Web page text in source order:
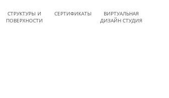
СТРУКТУРЫ И
ПОВЕРХНОСТИ
СЕРТИФИКАТЫ
ВИРТУАЛЬНАЯ
ДИЗАЙН СТУДИЯ